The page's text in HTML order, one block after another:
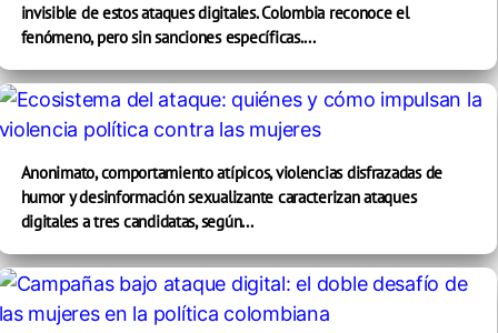
invisible de estos ataques digitales. Colombia reconoce el
fenómeno, pero sin sanciones específicas....
Anonimato, comportamiento atípicos, violencias disfrazadas de
humor y desinformación sexualizante caracterizan ataques
digitales a tres candidatas, según...